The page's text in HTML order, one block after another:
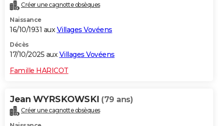
Créer une cagnotte obsèques
Naissance
16/10/1931 auxVillages Vovéens
Décès
17/10/2025 auxVillages Vovéens
Famille HARICOT
Jean WYRSKOWSKI (79 ans)
Créer une cagnotte obsèques